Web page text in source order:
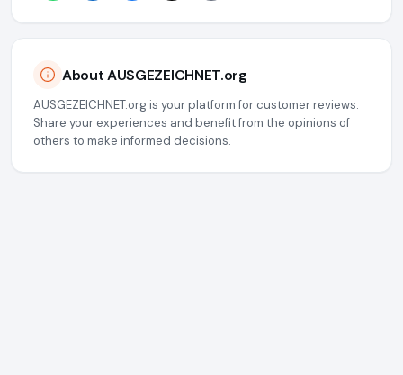
About AUSGEZEICHNET.org
AUSGEZEICHNET.org is your platform for customer reviews.
Share your experiences and benefit from the opinions of
others to make informed decisions.